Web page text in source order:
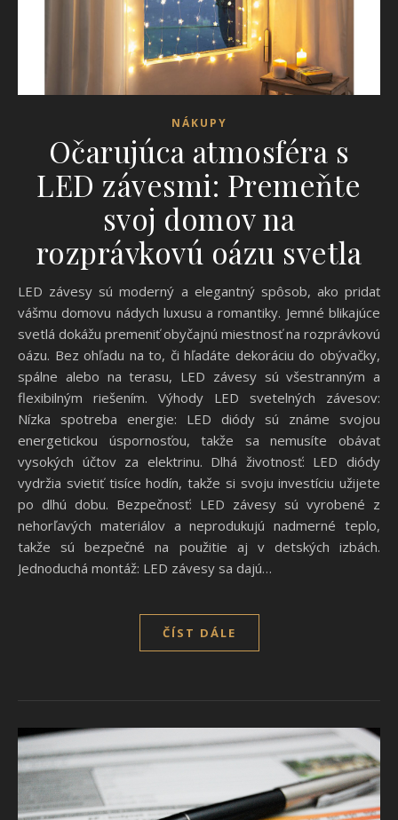
NÁKUPY
Očarujúca atmosféra s
LED závesmi: Premeňte
svoj domov na
rozprávkovú oázu svetla
LED závesy sú moderný a elegantný spôsob, ako pridať
vášmu domovu nádych luxusu a romantiky. Jemné blikajúce
svetlá dokážu premeniť obyčajnú miestnosť na rozprávkovú
oázu. Bez ohľadu na to, či hľadáte dekoráciu do obývačky,
spálne alebo na terasu, LED závesy sú všestranným a
flexibilným riešením. Výhody LED svetelných závesov:
Nízka spotreba energie: LED diódy sú známe svojou
energetickou úspornosťou, takže sa nemusíte obávať
vysokých účtov za elektrinu. Dlhá životnosť: LED diódy
vydržia svietiť tisíce hodín, takže si svoju investíciu užijete
po dlhú dobu. Bezpečnosť: LED závesy sú vyrobené z
nehorľavých materiálov a neprodukujú nadmerné teplo,
takže sú bezpečné na použitie aj v detských izbách.
Jednoduchá montáž: LED závesy sa dajú…
ČÍST DÁLE